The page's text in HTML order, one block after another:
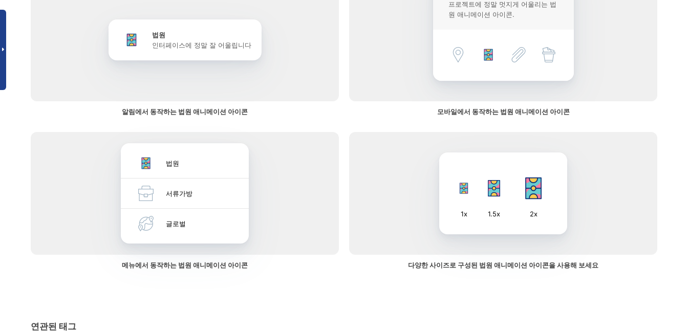
법원
인터페이스에 정말 잘 어울립니다
알림에서 동작하는 법원 애니메이션 아이콘
프로젝트에 정말 멋지게 어울리는 법
원 애니메이션 아이콘.
모바일에서 동작하는 법원 애니메이션 아이콘
법원
서류가방
글로벌
메뉴에서 동작하는 법원 애니메이션 아이콘
1x 1.5x 2x
다양한 사이즈로 구성된 법원 애니메이션 아이콘을 사용해 보세요
연관된 태그